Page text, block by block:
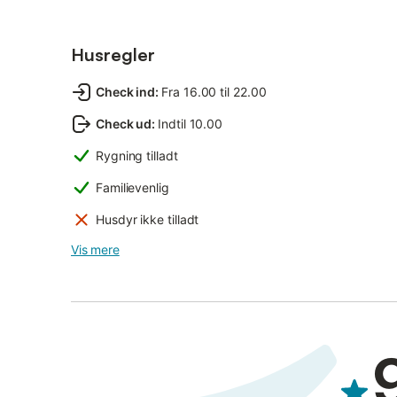
Husregler
Check ind: Fra 16.00 til 22.00
Check ud: Indtil 10.00
Rygning tilladt
Familievenlig
Husdyr ikke tilladt
Vis mere